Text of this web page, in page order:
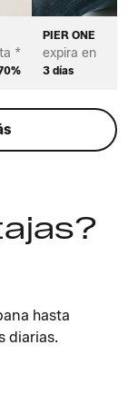
*
PIER ONE
expira en
3 días
hasta
diarias.